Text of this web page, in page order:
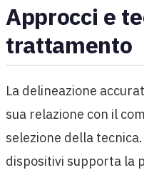
Approcci e
trattamento
La delineazione
sua relazione con il
selezione della
dispositivi supporta la